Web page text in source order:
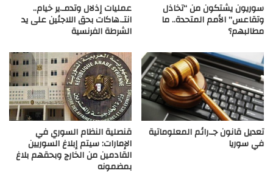
سوريون يشتكون من “تخاذل
وتقاعس” الأمم المتحدة.. ما
مطالبهم؟
عمليات إذلال وتدمـ.ير خيام..
انتـ.هاكات بحق اللاجئين على يد
الشرطة الفرنسية
تعديل قانون جـ.رائم المعلوماتية
في سوريا
قنصلية النظام السوري في
الإمارات: سيتم إبلاغ السوريين
القادمين من الخارج وبحقهم بلاغ
بمضمونه